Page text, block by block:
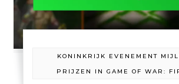
KONINKRIJK EVENEMENT
PRIJZEN IN GAME OF WAR: